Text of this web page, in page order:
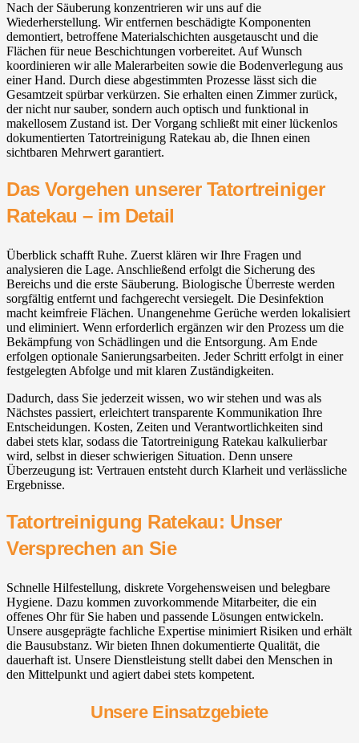
Nach der Säuberung konzentrieren wir uns auf die
Wiederherstellung. Wir entfernen beschädigte Komponenten
demontiert, betroffene Materialschichten ausgetauscht und die
Flächen für neue Beschichtungen vorbereitet. Auf Wunsch
koordinieren wir alle Malerarbeiten sowie die Bodenverlegung aus
einer Hand. Durch diese abgestimmten Prozesse lässt sich die
Gesamtzeit spürbar verkürzen. Sie erhalten einen Zimmer zurück,
der nicht nur sauber, sondern auch optisch und funktional in
makellosem Zustand ist. Der Vorgang schließt mit einer lückenlos
dokumentierten Tatortreinigung Ratekau ab, die Ihnen einen
sichtbaren Mehrwert garantiert.
Das Vorgehen unserer Tatortreiniger
Ratekau – im Detail
Überblick schafft Ruhe. Zuerst klären wir Ihre Fragen und
analysieren die Lage. Anschließend erfolgt die Sicherung des
Bereichs und die erste Säuberung. Biologische Überreste werden
sorgfältig entfernt und fachgerecht versiegelt. Die Desinfektion
macht keimfreie Flächen. Unangenehme Gerüche werden lokalisiert
und eliminiert. Wenn erforderlich ergänzen wir den Prozess um die
Bekämpfung von Schädlingen und die Entsorgung. Am Ende
erfolgen optionale Sanierungsarbeiten. Jeder Schritt erfolgt in einer
festgelegten Abfolge und mit klaren Zuständigkeiten.
Dadurch, dass Sie jederzeit wissen, wo wir stehen und was als
Nächstes passiert, erleichtert transparente Kommunikation Ihre
Entscheidungen. Kosten, Zeiten und Verantwortlichkeiten sind
dabei stets klar, sodass die Tatortreinigung Ratekau kalkulierbar
wird, selbst in dieser schwierigen Situation. Denn unsere
Überzeugung ist: Vertrauen entsteht durch Klarheit und verlässliche
Ergebnisse.
Tatortreinigung Ratekau: Unser
Versprechen an Sie
Schnelle Hilfestellung, diskrete Vorgehensweisen und belegbare
Hygiene. Dazu kommen zuvorkommende Mitarbeiter, die ein
offenes Ohr für Sie haben und passende Lösungen entwickeln.
Unsere ausgeprägte fachliche Expertise minimiert Risiken und erhält
die Bausubstanz. Wir bieten Ihnen dokumentierte Qualität, die
dauerhaft ist. Unsere Dienstleistung stellt dabei den Menschen in
den Mittelpunkt und agiert dabei stets kompetent.
Unsere Einsatzgebiete